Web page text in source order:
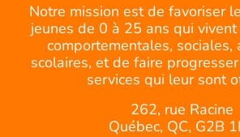
Notre mission est de favoriser
jeunes de 0 à 25 ans qui
comportementales, sociales,
scolaires, et de faire
services qui leur sont
262, rue Racine
Québec, QC, G2B